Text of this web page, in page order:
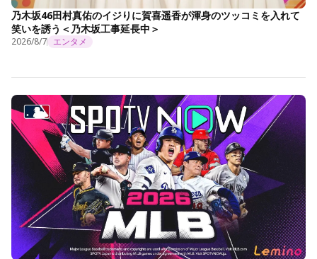
乃木坂46田村真佑のイジりに賀喜遥香が渾身のツッコミを入れて
笑いを誘う＜乃木坂工事延長中＞
2026/8/7 エンタメ